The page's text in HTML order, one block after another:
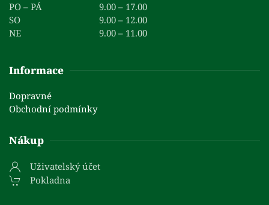
PO – PÁ
9.00 – 17.00
SO
9.00 – 12.00
NE
9.00 – 11.00
Informace
Dopravné
Obchodní podmínky
Nákup
Uživatelský účet
Pokladna